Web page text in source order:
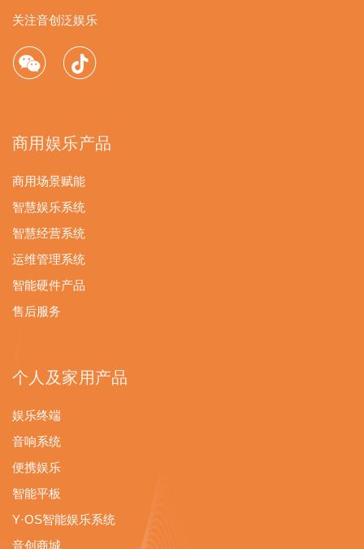
关注音创泛娱乐
商用娱乐产品
商用场景赋能
智慧娱乐系统
智慧经营系统
运维管理系统
智能硬件产品
售后服务
个人及家用产品
娱乐终端
音响系统
便携娱乐
智能平板
Y·OS智能娱乐系统
音创商城